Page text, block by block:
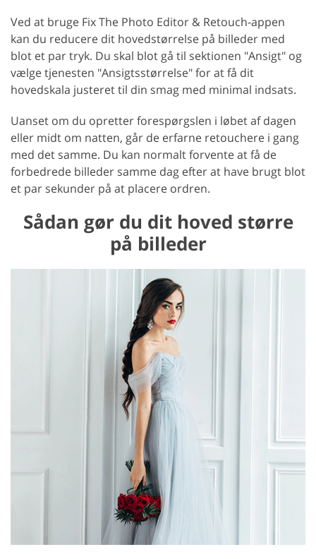
Ved at bruge Fix The Photo Editor & Retouch-appen
kan du reducere dit hovedstørrelse på billeder med
blot et par tryk. Du skal blot gå til sektionen "Ansigt" og
vælge tjenesten "Ansigtsstørrelse" for at få dit
hovedskala justeret til din smag med minimal indsats.
Uanset om du opretter forespørgslen i løbet af dagen
eller midt om natten, går de erfarne retouchere i gang
med det samme. Du kan normalt forvente at få de
forbedrede billeder samme dag efter at have brugt blot
et par sekunder på at placere ordren.
Sådan gør du dit hoved større
på billeder